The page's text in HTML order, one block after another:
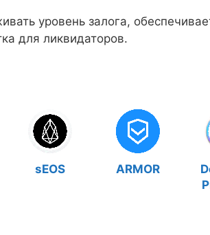
уровень залога,
для ликвидаторов.
sEOS ARMOR